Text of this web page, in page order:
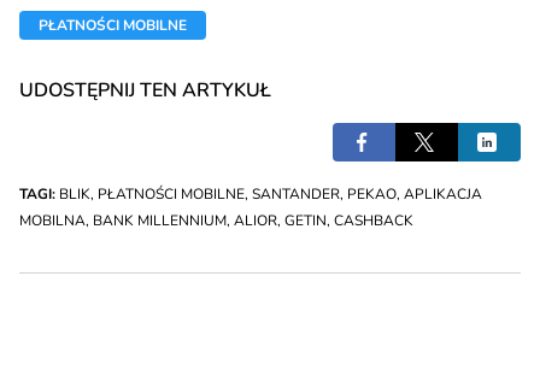
PŁATNOŚCI MOBILNE
UDOSTĘPNIJ TEN ARTYKUŁ
TAGI: BLIK, PŁATNOŚCI MOBILNE, SANTANDER, PEKAO, APLIKACJA
MOBILNA, BANK MILLENNIUM, ALIOR, GETIN, CASHBACK